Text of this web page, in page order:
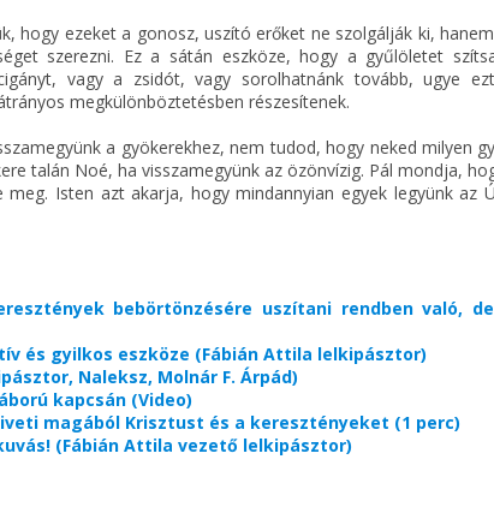
hogy ezeket a gonosz, uszító erőket ne szolgálják ki,
szerezni. Ez a sátán eszköze, hogy a gyűlöletet
vagy a zsidót, vagy sorolhatnánk tovább, ugye
megkülönböztetésben részesítenek.
a gyökerekhez, nem tudod, hogy neked milyen
talán Noé, ha visszamegyünk az özönvízig. Pál mondja,
Isten azt akarja, hogy mindannyian egyek legyünk az
bebörtönzésére uszítani rendben való,
és gyilkos eszköze (Fábián Attila lelkipásztor)
Naleksz, Molnár F. Árpád)
kapcsán (Video)
magából Krisztust és a keresztényeket (1 perc)
(Fábián Attila vezető lelkipásztor)